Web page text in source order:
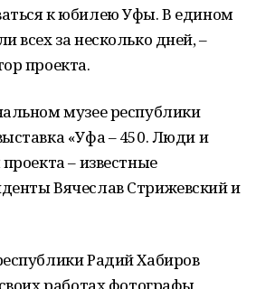
к юбилею Уфы. В едином
всех за несколько дней, –
проекта.
музее республики
«Уфа – 450. Люди и
– известные
Вячеслав Стрижевский и
Радий Хабиров